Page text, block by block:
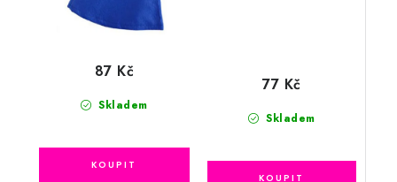
Skladem
87 Kč
Skladem
77 Kč